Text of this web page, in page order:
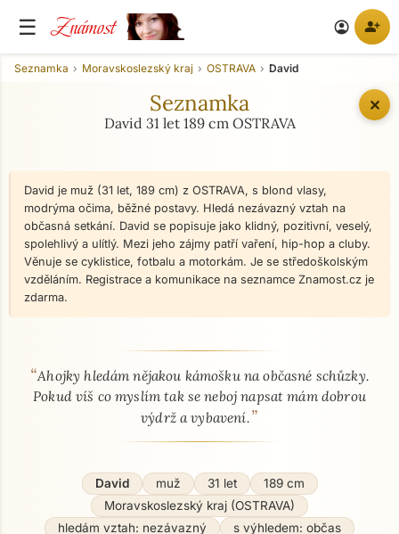
☰ Známost account_circle person_add
✕
Seznamka Moravskoslezský kraj OSTRAVA David
Seznamka
David 31 let 189 cm OSTRAVA
David je muž (31 let, 189 cm) z OSTRAVA, s blond vlasy,
modrýma očima, běžné postavy. Hledá nezávazný vztah na
občasná setkání. David se popisuje jako klidný, pozitivní, veselý,
spolehlivý a ulítlý. Mezi jeho zájmy patří vaření, hip-hop a cluby.
Věnuje se cyklistice, fotbalu a motorkám. Je se středoškolským
vzděláním. Registrace a komunikace na seznamce Znamost.cz je
zdarma.
O mně - seznamka profil
“Ahojky hledám nějakou kámošku na občasné schůzky.
Pokud víš co myslím tak se neboj napsat mám dobrou
výdrž a vybavení.”
David muž 31 let
189 cm
Moravskoslezský kraj (OSTRAVA)
hledám vztah: nezávazný
s výhledem: občas